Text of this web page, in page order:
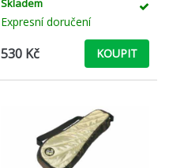
Skladem
Expresní doručení
530 Kč KOUPIT